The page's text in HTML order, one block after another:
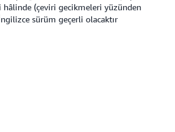
hâlinde (çeviri gecikmeleri yüzünden
sürüm geçerli olacaktır